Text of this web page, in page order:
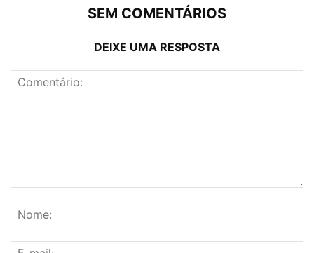
SEM COMENTÁRIOS
DEIXE UMA RESPOSTA